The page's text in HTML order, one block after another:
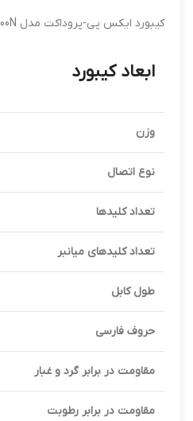
کیبورد ایکس پی-پروداکت مدل XP-8100N
ابعاد کیبورد
وزن
نوع اتصال
تعداد کلیدها
تعداد کلیدهای میانبر
طول کابل
حروف فارسی
مقاومت در برابر گرد و غبار
مقاومت در برابر رطوبت